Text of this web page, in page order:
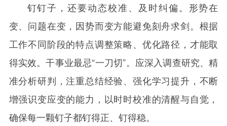
钉钉子，还要动态校准、及时纠偏。形势在
变、问题在变，因势而变方能避免刻舟求剑。根据
工作不同阶段的特点调整策略、优化路径，才能取
得实效。干事业最忌“一刀切”。应深入调查研究、精
准分析研判，注重总结经验、强化学习提升，不断
增强识变应变的能力，以时时校准的清醒与自觉，
确保每一颗钉子都钉得正、钉得稳。